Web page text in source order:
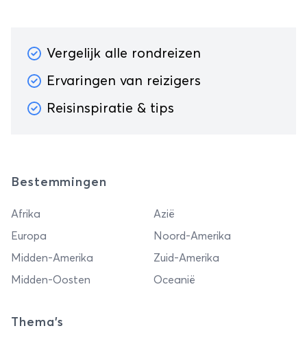
Vergelijk alle rondreizen
Ervaringen van reizigers
Reisinspiratie & tips
Bestemmingen
Afrika
Azië
Europa
Noord-Amerika
Midden-Amerika
Zuid-Amerika
Midden-Oosten
Oceanië
Thema's